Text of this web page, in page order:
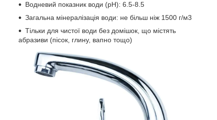
Водневий показник води (pH): 6.5-8.5
Загальна мінералізація води: не більш ніж 1500 г/м3
Тільки для чистої води без домішок, що містять
абразиви (пісок, глину, вапно тощо)